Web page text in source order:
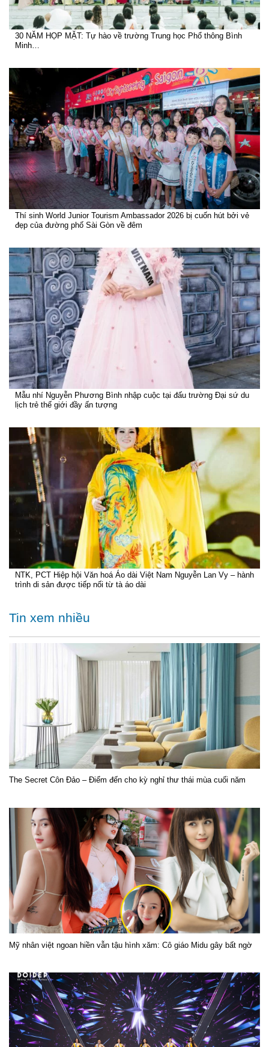
30 NĂM HỌP MẶT: Tự hào về trường Trung học Phổ thông Bình
Minh…
Thí sinh World Junior Tourism Ambassador 2026 bị cuốn hút bởi vẻ
đẹp của đường phố Sài Gòn về đêm
Mẫu nhí Nguyễn Phương Bình nhập cuộc tại đấu trường Đại sứ du
lịch trẻ thế giới đầy ấn tượng
NTK, PCT Hiệp hội Văn hoá Áo dài Việt Nam Nguyễn Lan Vy – hành
trình di sản được tiếp nối từ tà áo dài
Tin xem nhiều
The Secret Côn Đảo – Điểm đến cho kỳ nghỉ thư thái mùa cuối năm
Mỹ nhân việt ngoan hiền vẫn tậu hình xăm: Cô giáo Midu gây bất ngờ